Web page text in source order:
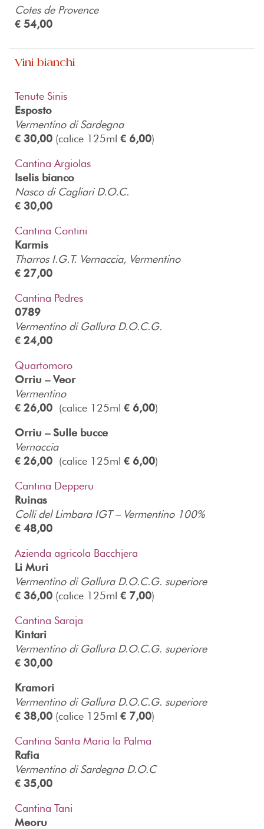
Cotes de Provence
€ 54,00
Vini bianchi
Tenute Sinis
Esposto
Vermentino di Sardegna
€ 30,00 (calice 125ml € 6,00)
Cantina Argiolas
Iselis bianco
Nasco di Cagliari D.O.C.
€ 30,00
Cantina Contini
Karmis
Tharros I.G.T. Vernaccia, Vermentino
€ 27,00
Cantina Pedres
0789
Vermentino di Gallura D.O.C.G.
€ 24,00
Quartomoro
Orriu – Veor
Vermentino
€ 26,00 (calice 125ml € 6,00)
Orriu – Sulle bucce
Vernaccia
€ 26,00 (calice 125ml € 6,00)
Cantina Depperu
Ruinas
Colli del Limbara IGT – Vermentino 100%
€ 48,00
Azienda agricola Bacchjera
Li Muri
Vermentino di Gallura D.O.C.G. superiore
€ 36,00 (calice 125ml € 7,00)
Cantina Saraja
Kintari
Vermentino di Gallura D.O.C.G. superiore
€ 30,00
Kramori
Vermentino di Gallura D.O.C.G. superiore
€ 38,00 (calice 125ml € 7,00)
Cantina Santa Maria la Palma
Rafia
Vermentino di Sardegna D.O.C
€ 35,00
Cantina Tani
Meoru